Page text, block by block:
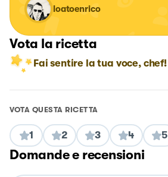
loatoenrico
Vota la ricetta
Fai sentire la tua voce, chef!
VOTA QUESTA RICETTA
1 2 3 4 5
Domande e recensioni